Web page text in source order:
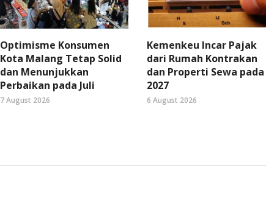
Optimisme Konsumen
Kota Malang Tetap Solid
dan Menunjukkan
Perbaikan pada Juli
7 August 2026
Kemenkeu Incar Pajak
dari Rumah Kontrakan
dan Properti Sewa pada
2027
6 August 2026